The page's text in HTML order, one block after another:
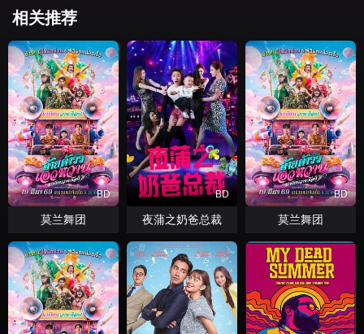
相关推荐
BD
莫兰舞团
BD
夜蒲之奶爸总裁
BD
莫兰舞团